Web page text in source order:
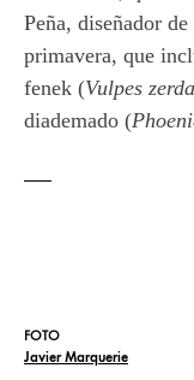
Peña, diseñador
primavera, que
fenek (Vulpes zerda
diademado (
FOTO
Javier Marquerie